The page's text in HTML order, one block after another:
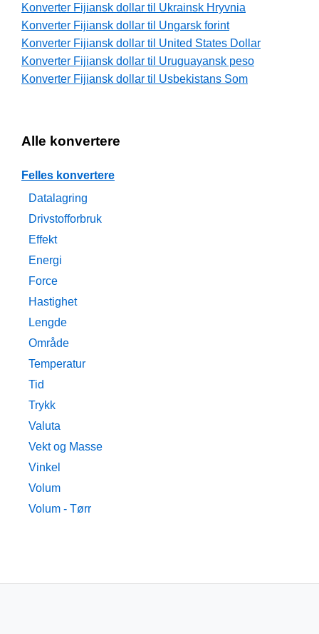
Konverter Fijiansk dollar til Ukrainsk Hryvnia
Konverter Fijiansk dollar til Ungarsk forint
Konverter Fijiansk dollar til United States Dollar
Konverter Fijiansk dollar til Uruguayansk peso
Konverter Fijiansk dollar til Usbekistans Som
Alle konvertere
Felles konvertere
Datalagring
Drivstofforbruk
Effekt
Energi
Force
Hastighet
Lengde
Område
Temperatur
Tid
Trykk
Valuta
Vekt og Masse
Vinkel
Volum
Volum - Tørr